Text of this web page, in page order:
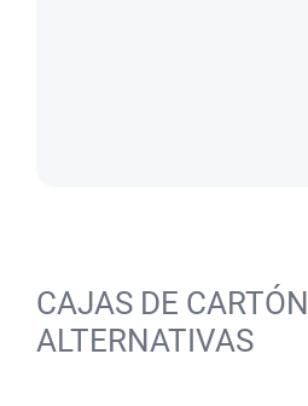
CAJAS DE CARTÓN
ALTERNATIVAS